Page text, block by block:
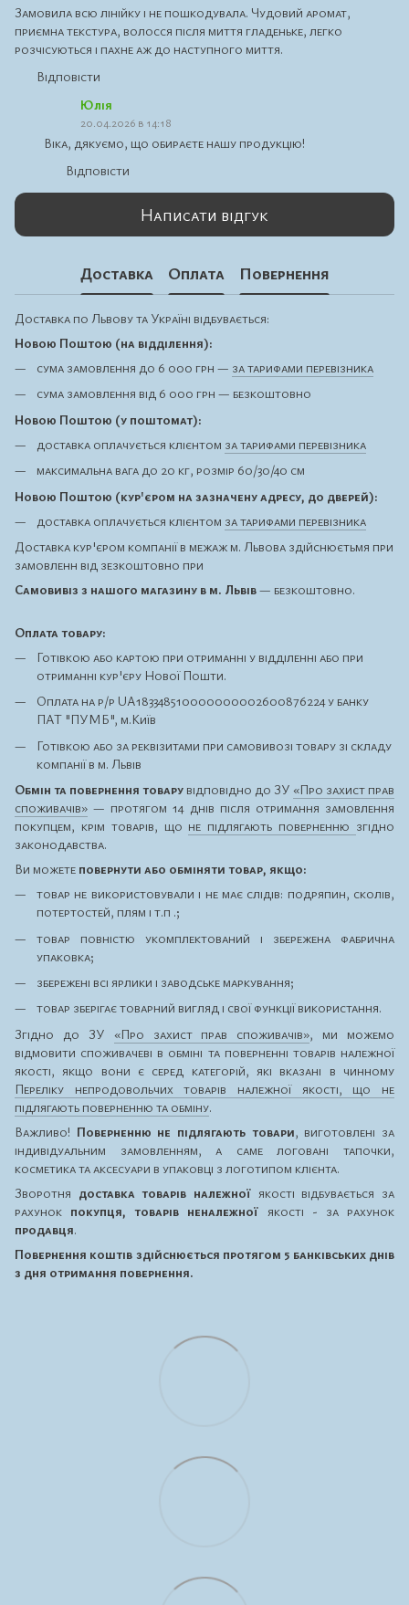
Замовила всю лінійку і не пошкодувала. Чудовий аромат,
приємна текстура, волосся після миття гладеньке, легко
розчісуються і пахне аж до наступного миття.
Відповісти
Юлія
20.04.2026 в 14:18
Віка, дякуємо, що обираєте нашу продукцію!
Відповісти
Написати відгук
Доставка Оплата Повернення
Доставка по Львову та Україні відбувається:
Новою Поштою (на відділення):
сума замовлення до 6 000 грн — за тарифами перевізника
сума замовлення від 6 000 грн — безкоштовно
Новою Поштою (у поштомат):
доставка оплачується клієнтом за тарифами перевізника
максимальна вага до 20 кг, розмір 60/30/40 см
Новою Поштою (кур'єром на зазначену адресу, до дверей):
доставка оплачується клієнтом за тарифами перевізника
Доставка кур'єром компанії в межаж м. Львова здійснюєтьмя при
замовленн від зезкоштовно при
Самовивіз з нашого магазину в м. Львів— безкоштовно.
Оплата товару:
Готівкою або картою при отриманні у відділенні або при
отриманні кур'єру Нової Пошти.
Оплата на р/р UA183348510000000002600876224 у банку
ПАТ "ПУМБ", м.Київ
Готівкою або за реквізитами при самовивозі товару зі складу
компанії в м. Львів
Обмін та повернення товару відповідно до ЗУ «Про захист прав
споживачів» — протягом 14 днів після отримання замовлення
покупцем, крім товарів, що не підлягають поверненню згідно
законодавства.
Ви можете повернути або обміняти товар, якщо:
товар не використовували і не має слідів: подряпин, сколів,
потертостей, плям і т.п .;
товар повністю укомплектований і збережена фабрична
упаковка;
збережені всі ярлики і заводське маркування;
товар зберігає товарний вигляд і свої функції використання.
Згідно до ЗУ «Про захист прав споживачів», ми можемо
відмовити споживачеві в обміні та поверненні товарів належної
якості, якщо вони є серед категорій, які вказані в чинному
Переліку непродовольчих товарів належної якості, що не
підлягають поверненню та обміну.
Важливо! Поверненню не підлягають товари, виготовлені за
індивідуальним замовленням, а саме логовані тапочки,
косметика та аксесуари в упаковці з логотипом клієнта.
Зворотня доставка товарів належної якості відбувається за
рахунок покупця, товарів неналежної якості - за рахунок
продавця.
Повернення коштів здійснюється протягом 5 банківських днів
з дня отримання повернення.